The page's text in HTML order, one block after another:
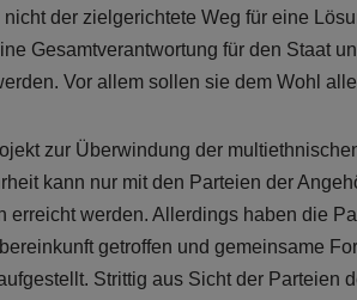
der zielgerichtete Weg für eine
Gesamtverantwortung für den Staat
Vor allem sollen sie dem Wohl
zur Überwindung der
kann nur mit den Parteien der
erreicht werden. Allerdings haben die
getroffen und gemeinsame
Strittig aus Sicht der Parteien